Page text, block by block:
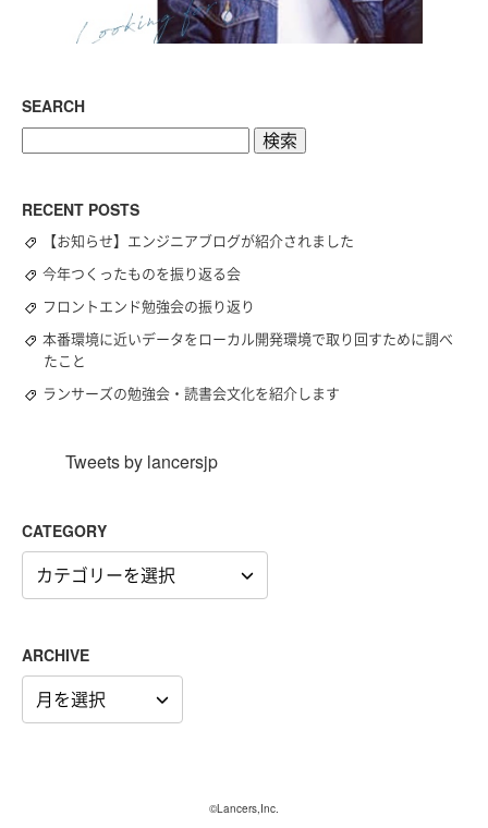
SEARCH
RECENT POSTS
【お知らせ】エンジニアブログが紹介されました
今年つくったものを振り返る会
フロントエンド勉強会の振り返り
本番環境に近いデータをローカル開発環境で取り回すために調べ
たこと
ランサーズの勉強会・読書会文化を紹介します
Tweets by lancersjp
CATEGORY
CATEGORY
ARCHIVE
ARCHIVE
©Lancers,Inc.